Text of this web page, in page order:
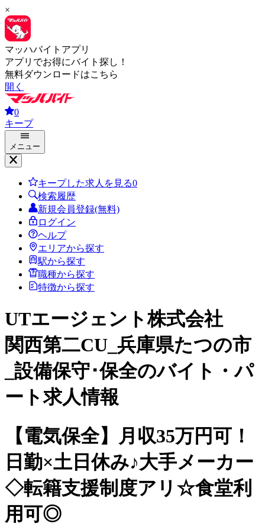
×
マッハバイトアプリ
アプリでお得にバイト探し！
無料ダウンロードはこちら
開く
0
キープ
メニュー
キープした求人を見る0
検索履歴
新規会員登録(無料)
ログイン
ヘルプ
エリアから探す
駅から探す
職種から探す
特徴から探す
UTエージェント株式会社
関西第二CU_兵庫県たつの市
_設備保守･保全のバイト・パ
ート求人情報
【電気保全】月収35万円可！
日勤×土日休み♪大手メーカー
◇転籍支援制度アリ☆食堂利
用可◎